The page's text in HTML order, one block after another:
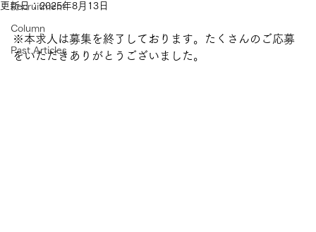
Recruitment
Column
Past Articles
更新日：2025年8月13日
※本求人は募集を終了しております。たくさんのご応募
をいただきありがとうございました。